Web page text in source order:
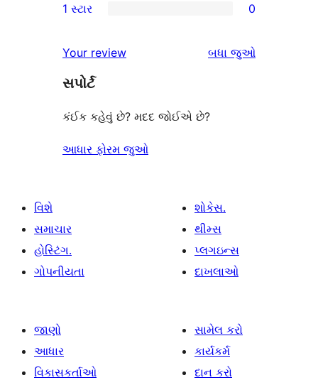
સમીક્ષાઓ
સ્ટાર
2-
સમીક્ષાઓ
સ્ટાર
સમીક્ષાઓ
1 સ્ટાર 0
Your review બધા સમીક્ષાઓ
જુઓ
સપોર્ટ
કંઈક કહેવું છે? મદદ જોઈએ છે?
આધાર ફોરમ જુઓ
વિશે
સમાચાર
હોસ્ટિંગ.
ગોપનીયતા
શોકેસ.
થીમ્સ
પ્લગઇન્સ
દાખલાઓ
જાણો
આધાર
વિકાસકર્તાઓ
સામેલ કરો
કાર્યકર્મ
દાન કરો